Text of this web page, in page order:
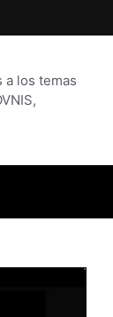
a los temas